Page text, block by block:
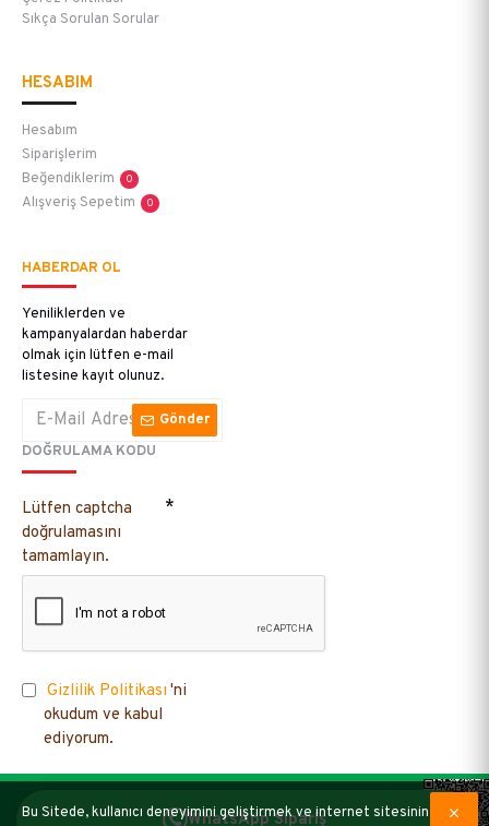
Sıkça Sorulan Sorular
HESABIM
Hesabım
Siparişlerim
Beğendiklerim
0
Alışveriş Sepetim 0
HABERDAR OL
Yeniliklerden ve
kampanyalardan haberdar
olmak için lütfen e-mail
listesine kayıt olunuz.
Gönder
DOĞRULAMA KODU
Lütfen captcha
doğrulamasını
tamamlayın.
Gizlilik Politikası 'ni
okudum ve kabul
ediyorum.
Bu Sitede, kullanıcı deneyimini geliştirmek ve internet sitesinin
WhatsApp Sipariş